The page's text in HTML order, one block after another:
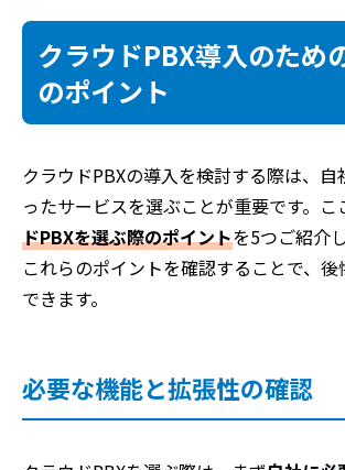
クラウドPBX導入のため
のポイント
クラウドPBXの導入を検討する際は、自
ったサービスを選ぶことが重要です。こ
ドPBXを選ぶ際のポイントを5つご紹介
これらのポイントを確認することで、
できます。
必要な機能と拡張性の確認